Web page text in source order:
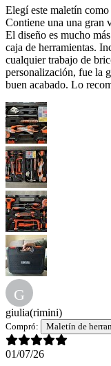
Elegí este maletín
Contiene una una gran
El diseño es mucho
caja de herramientas.
cualquier trabajo de
personalización, fue la
buen acabado. Lo
G
giulia(rimini)
Compró: Maletín de
01/07/26